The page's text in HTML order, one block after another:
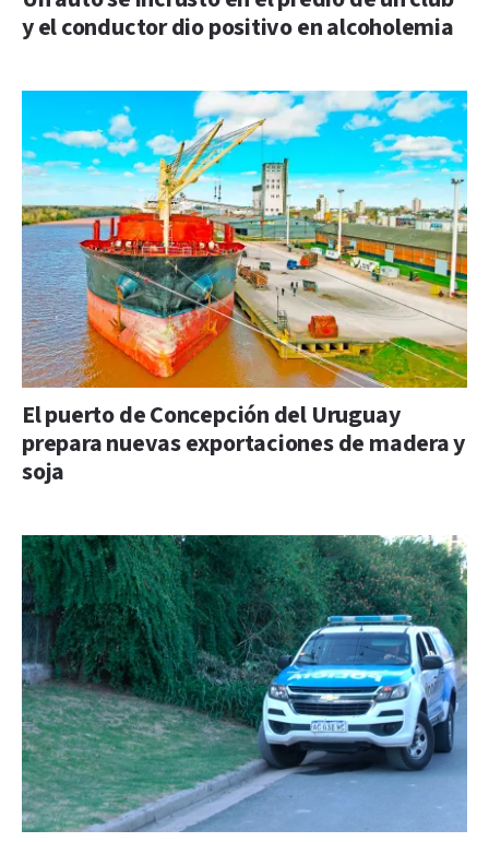
y el conductor dio positivo en alcoholemia
El puerto de Concepción del Uruguay
prepara nuevas exportaciones de madera y
soja